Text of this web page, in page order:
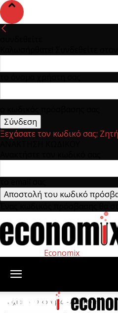
Ξεχάσατε τον κωδικό σας;
Economix
Αρχική Οικονομία – Ανάπτυξη